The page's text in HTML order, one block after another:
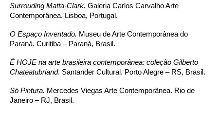
Surrouding Matta-Clark. Galeria Carlos Carvalho Arte
Contemporânea. Lisboa, Portugal.
O Espaço Inventado. Museu de Arte Contemporânea do
Paraná. Curitiba – Paraná, Brasil.
É HOJE na arte brasileira contemporânea: coleção Gilberto
Chateatubriand. Santander Cultural. Porto Alegre – RS, Brasil.
Só Pintura. Mercedes Viegas Arte Contemporânea. Rio de
Janeiro – RJ, Brasil.